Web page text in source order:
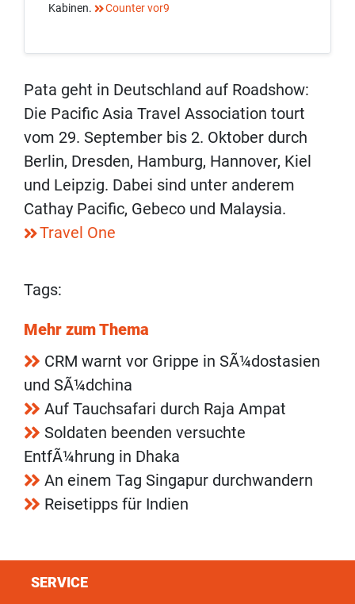
Kabinen.
Counter vor9
Pata geht in Deutschland auf Roadshow:
Die Pacific Asia Travel Association tourt
vom 29. September bis 2. Oktober durch
Berlin, Dresden, Hamburg, Hannover, Kiel
und Leipzig. Dabei sind unter anderem
Cathay Pacific, Gebeco und Malaysia.
Travel One
Tags:
Mehr zum Thema
CRM warnt vor Grippe in SÃ¼dostasien
und SÃ¼dchina
Auf Tauchsafari durch Raja Ampat
Soldaten beenden versuchte
EntfÃ¼hrung in Dhaka
An einem Tag Singapur durchwandern
Reisetipps für Indien
SERVICE